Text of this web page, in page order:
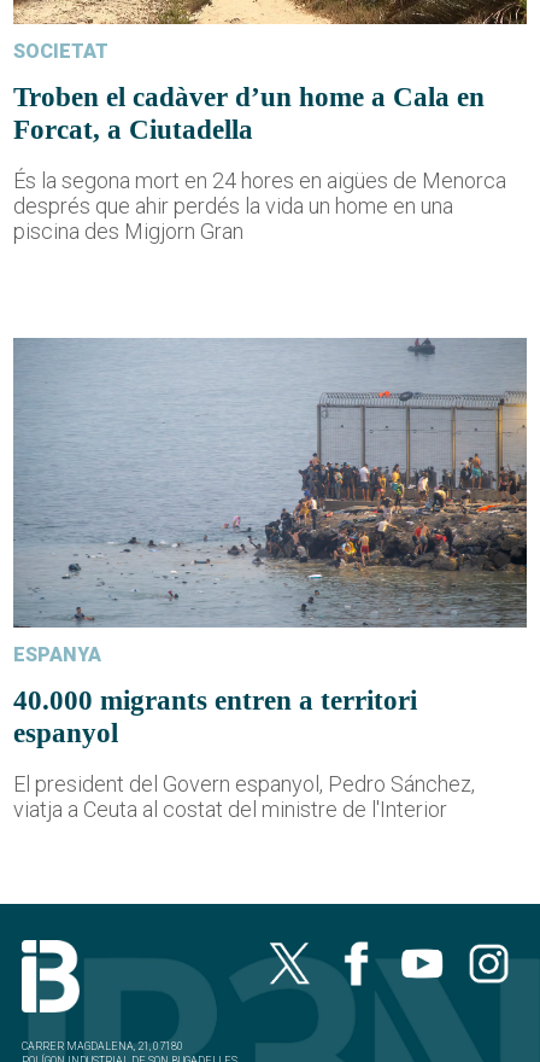
SOCIETAT
Troben el cadàver d’un home a Cala en
Forcat, a Ciutadella
És la segona mort en 24 hores en aigües de Menorca
després que ahir perdés la vida un home en una
piscina des Migjorn Gran
ESPANYA
40.000 migrants entren a territori
espanyol
El president del Govern espanyol, Pedro Sánchez,
viatja a Ceuta al costat del ministre de l'Interior
CARRER MAGDALENA, 21, 07180